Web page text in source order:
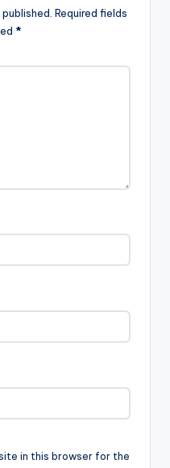
Required fields
*
in this browser for the